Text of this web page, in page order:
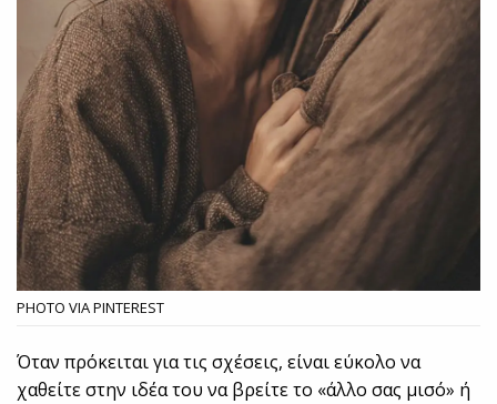
PHOTO VIA PINTEREST
Όταν πρόκειται για τις σχέσεις, είναι εύκολο να
χαθείτε στην ιδέα του να βρείτε το «άλλο σας μισό» ή